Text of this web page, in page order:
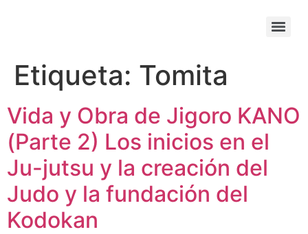
Etiqueta: Tomita
Vida y Obra de Jigoro KANO
(Parte 2) Los inicios en el
Ju-jutsu y la creación del
Judo y la fundación del
Kodokan